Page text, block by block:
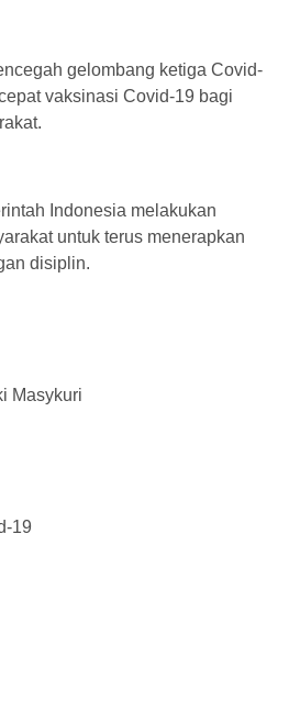
gelombang ketiga Covid-
vaksinasi Covid-19 bagi
Indonesia melakukan
untuk terus menerapkan
disiplin.
Masykuri
19